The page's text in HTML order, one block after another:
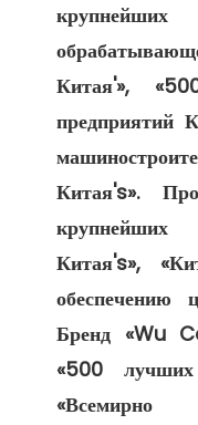
Китая'»,
предприятий
Китая's».
крупнейших
Китая's»,
обеспечению
Бренд «Wu
«500